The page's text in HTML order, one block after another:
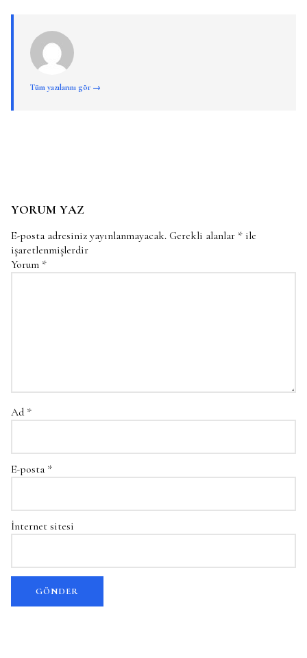
Tüm yazılarını gör →
YORUM YAZ
E-posta adresiniz yayınlanmayacak. Gerekli alanlar * ile
işaretlenmişlerdir
Yorum *
Ad *
E-posta *
İnternet sitesi